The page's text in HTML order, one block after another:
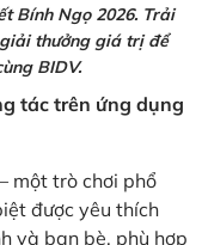
Bính Ngọ 2026. Trải
thưởng giá trị để
BIDV.
tác trên ứng dụng
một trò chơi phổ
được yêu thích
và bạn bè, phù hợp